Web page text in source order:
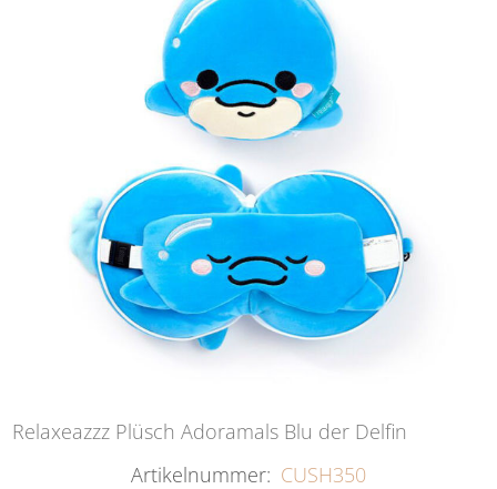
Relaxeazzz Plüsch Adoramals Blu der Delfin
Artikelnummer: CUSH350